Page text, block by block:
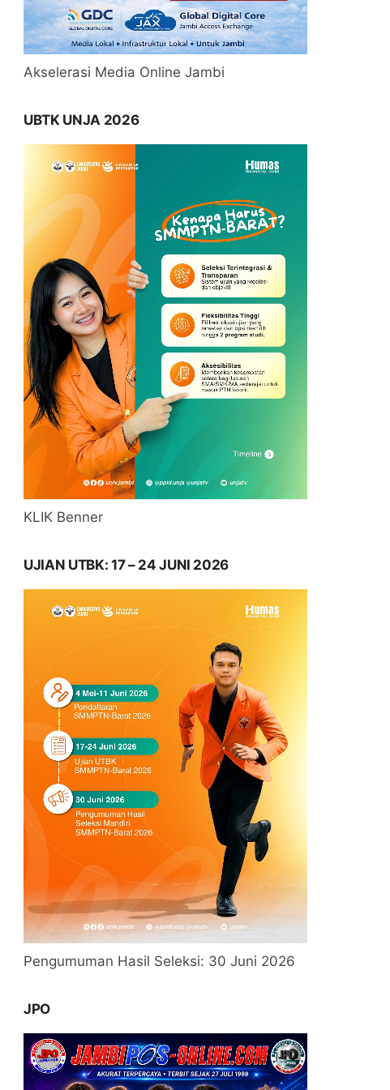
Akselerasi Media Online Jambi
UBTK UNJA 2026
KLIK Benner
UJIAN UTBK: 17 – 24 JUNI 2026
Pengumuman Hasil Seleksi: 30 Juni 2026
JPO